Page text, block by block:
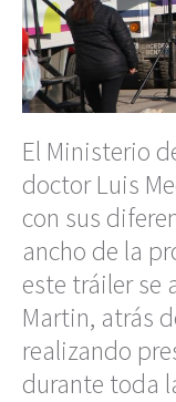
El Ministerio
doctor Luis
con sus
ancho de la
este tráiler se
Martin, atrás
realizando
durante toda